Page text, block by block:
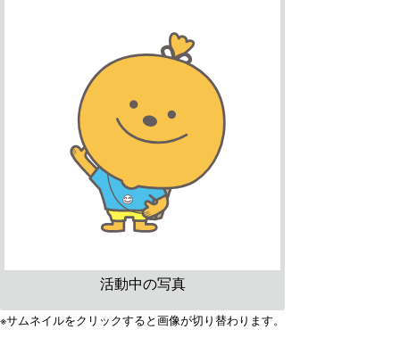
活動中の写真
※サムネイルをクリックすると画像が切り替わります。